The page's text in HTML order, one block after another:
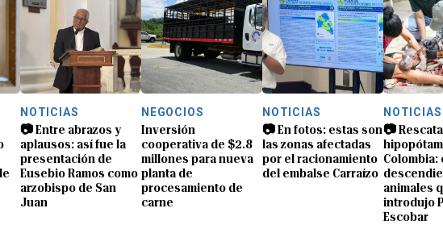
NOTICIAS
📷 Entre abrazos y
aplausos: así fue la
presentación de
Eusebio Ramos como
arzobispo de San
Juan
NEGOCIOS
Inversión
cooperativa de $2.8
millones para nueva
planta de
procesamiento de
carne
NOTICIAS
📷 En fotos: estas son
las zonas afectadas
por el racionamiento
del embalse Carraízo
NOTICIAS
📷
Colombia:
animales
introdujo
Escobar